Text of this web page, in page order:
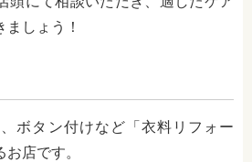
しょう！
ボタン付けなど「衣料リフォー
店です。